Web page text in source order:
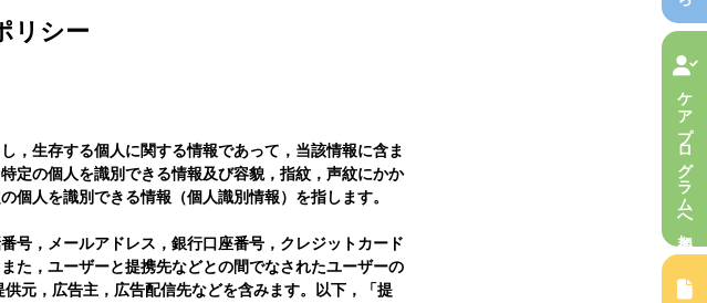
リシー
，生存する個人に関する情報であって，当該情報に含ま
定の個人を識別できる情報及び容貌，指紋，声紋にかか
個人を識別できる情報（個人識別情報）を指します。
号，メールアドレス，銀行口座番号，クレジットカード
た，ユーザーと提携先などとの間でなされたユーザーの
元，広告主，広告配信先などを含みます。以下，「提
ケアプログラムへ参加